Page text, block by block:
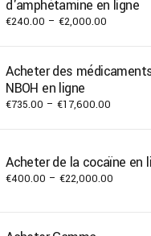
d'amphétamine en ligne
€240.00 – €2,000.00
through
Acheter des
NBOH en ligne
€735.00 – €17,600.00
through
Acheter de la cocaïne en
€400.00 – €22,000.00